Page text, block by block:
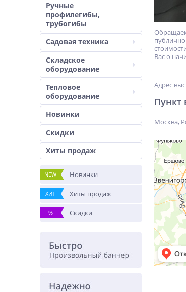
Ручные
профилегибы,
трубогибы
Садовая техника
Складское
оборудование
Тепловое
оборудование
Новинки
Скидки
Хиты продаж
NEW Новинки
ХИТ Хиты продаж
% Скидки
Вас о
Адрес
Пункт
Москва,